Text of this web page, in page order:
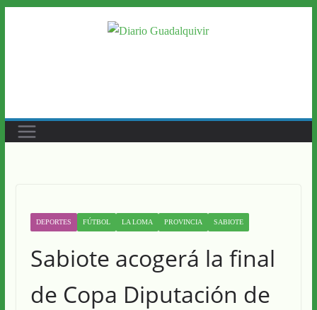
DEPORTES FÚTBOL LA LOMA PROVINCIA SABIOTE
Sabiote acogerá la final
de Copa Diputación de